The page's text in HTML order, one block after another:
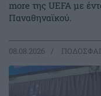
more της UEFA με
Παναθηναϊκού.
08.08.2026